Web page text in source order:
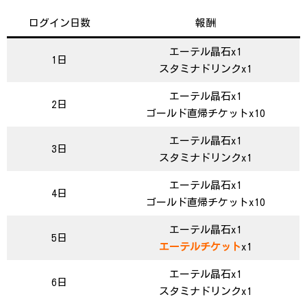
ログイン日数 報酬
1日
エーテル晶石x1
スタミナドリンクx1
2日
エーテル晶石x1
ゴールド直帰チケットx10
3日
エーテル晶石x1
スタミナドリンクx1
4日
エーテル晶石x1
ゴールド直帰チケットx10
5日
エーテル晶石x1
エーテルチケット x1
6日
エーテル晶石x1
スタミナドリンクx1